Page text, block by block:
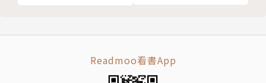
Readmoo看書App